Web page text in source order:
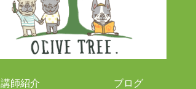
講師紹介 ブログ